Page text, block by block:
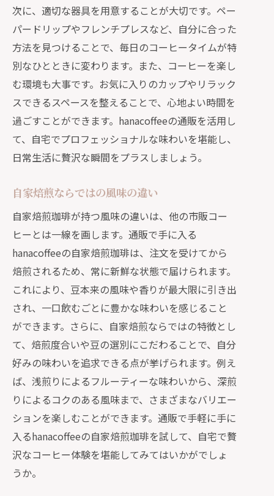
次に、適切な器具を用意することが大切です。ペー
パードリップやフレンチプレスなど、自分に合った
方法を見つけることで、毎日のコーヒータイムが特
別なひとときに変わります。また、コーヒーを楽し
む環境も大事です。お気に入りのカップやリラック
スできるスペースを整えることで、心地よい時間を
過ごすことができます。hanacoffeeの通販を活用し
て、自宅でプロフェッショナルな味わいを堪能し、
日常生活に贅沢な瞬間をプラスしましょう。
自家焙煎ならではの風味の違い
自家焙煎珈琲が持つ風味の違いは、他の市販コー
ヒーとは一線を画します。通販で手に入る
hanacoffeeの自家焙煎珈琲は、注文を受けてから
焙煎されるため、常に新鮮な状態で届けられます。
これにより、豆本来の風味や香りが最大限に引き出
され、一口飲むごとに豊かな味わいを感じること
ができます。さらに、自家焙煎ならではの特徴とし
て、焙煎度合いや豆の選別にこだわることで、自分
好みの味わいを追求できる点が挙げられます。例え
ば、浅煎りによるフルーティーな味わいから、深煎
りによるコクのある風味まで、さまざまなバリエー
ションを楽しむことができます。通販で手軽に手に
入るhanacoffeeの自家焙煎珈琲を試して、自宅で贅
沢なコーヒー体験を堪能してみてはいかがでしょ
うか。